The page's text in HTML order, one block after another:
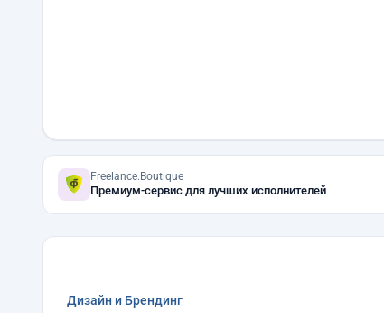
Freelance.Boutique
Премиум-сервис для лучших исполнителей
Дизайн и Брендинг